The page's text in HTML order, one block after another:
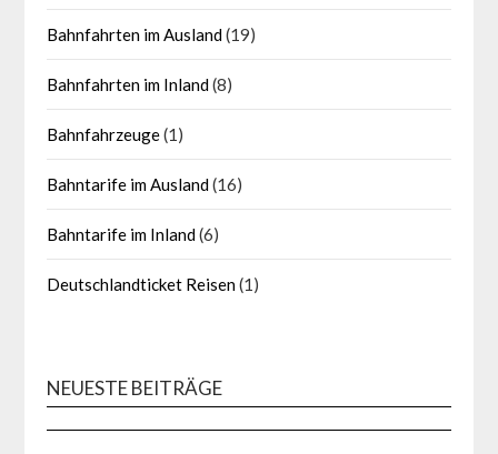
Bahnfahrten im Ausland(19)
Bahnfahrten im Inland(8)
Bahnfahrzeuge(1)
Bahntarife im Ausland(16)
Bahntarife im Inland(6)
Deutschlandticket Reisen(1)
NEUESTE BEITRÄGE